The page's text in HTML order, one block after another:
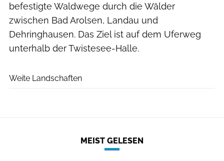
befestigte Waldwege durch die Wälder
zwischen Bad Arolsen, Landau und
Dehringhausen. Das Ziel ist auf dem Uferweg
unterhalb der Twistesee-Halle.
Weite Landschaften
MEIST GELESEN